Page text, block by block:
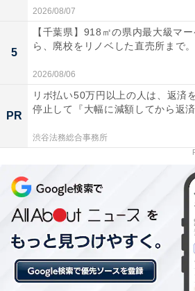
2026/08/07
5
【千葉県】918㎡の県内最大級マ
ら、廃校をリノベした直売所まで
2026/08/06
PR
リボ払い50万円以上の人は、返済
停止して『大幅に減額してから返済
渋谷法務総合事務所